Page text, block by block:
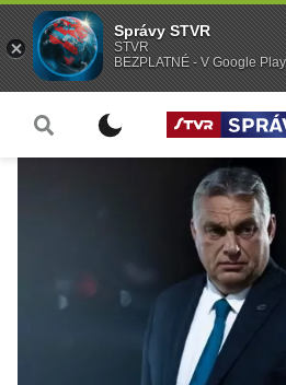
Správy STVR
STVR
BEZPLATNÉ - V Google Play